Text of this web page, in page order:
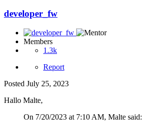
developer_fw
Members
1.3k
Report
Posted July 25, 2023
Hallo Malte,
On 7/20/2023 at 7:10 AM, Malte said: